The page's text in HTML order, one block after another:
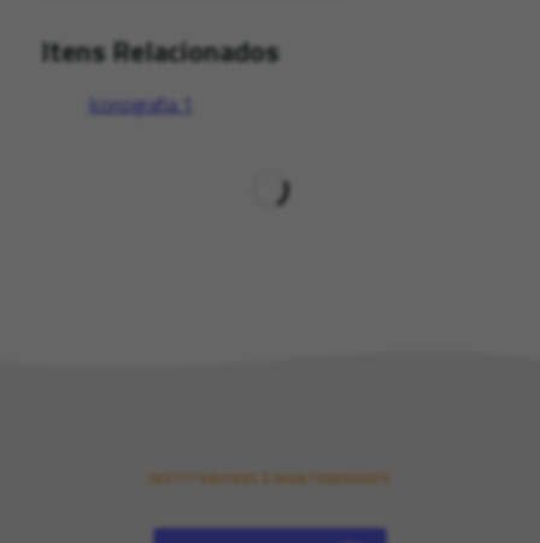
Itens Relacionados
Iconografia
INSTITUIDORES E MANTENEDORES